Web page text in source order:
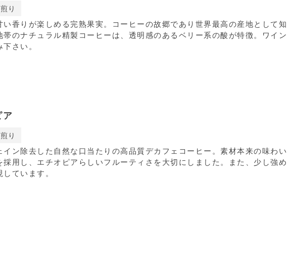
り
い香りが楽しめる完熟果実。コーヒーの故郷であり世界最高の産地として
帯のナチュラル精製コーヒーは、透明感のあるベリー系の酸が特徴。ワイ
さい。
ア
り
ン除去した自然な口当たりの高品質デカフェコーヒー。素材本来の味わ
採用し、エチオピアらしいフルーティさを大切にしました。また、少し強
ています。